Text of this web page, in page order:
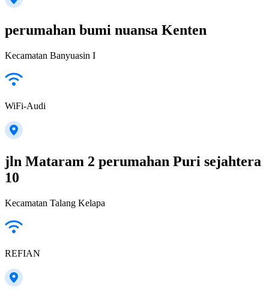
perumahan bumi nuansa Kenten
Kecamatan Banyuasin I
WiFi-Audi
jln Mataram 2 perumahan Puri sejahtera
10
Kecamatan Talang Kelapa
REFIAN